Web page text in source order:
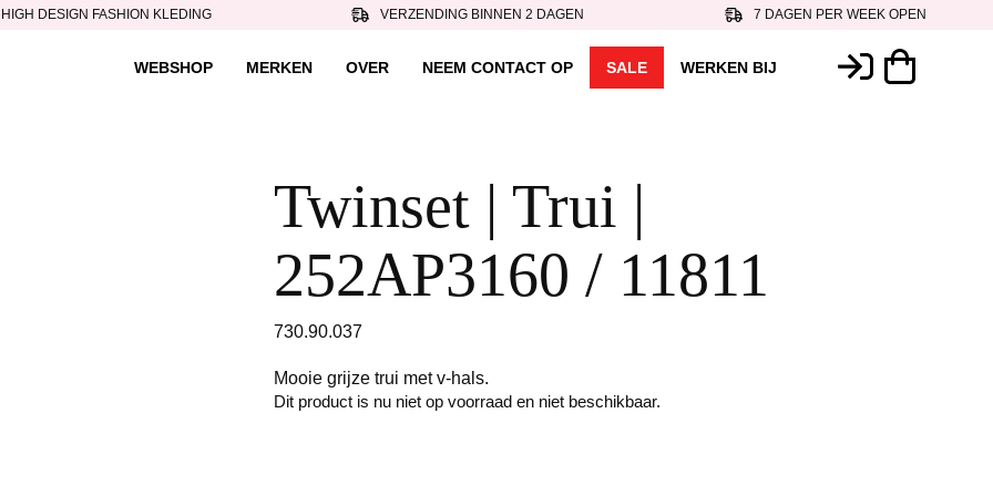
HIGH DESIGN FASHION KLEDING VERZENDING BINNEN 2 DAGEN 7 DAGEN PER WEEK OPEN
WEBSHOP MERKEN OVER NEEM CONTACT OP SALE WERKEN BIJ
Twinset | Trui |
252AP3160 / 11811
730.90.037
Mooie grijze trui met v-hals.
Dit product is nu niet op voorraad en niet beschikbaar.